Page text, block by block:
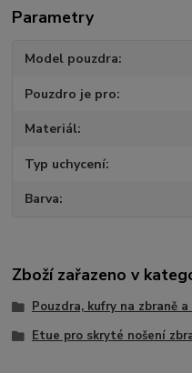
Parametry
Model pouzdra
Pouzdro je pro
Materiál
Typ uchycení
Barva
Zboží zařazeno v
Pouzdra, kufry na zbraně
Etue pro skryté nošení